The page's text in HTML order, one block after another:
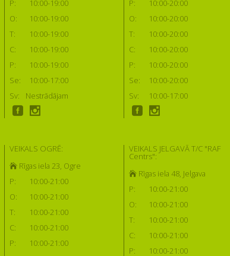
P:
10:00-19:00
O:
10:00-19:00
T:
10:00-19:00
C:
10:00-19:00
P:
10:00-19:00
Se:
10:00-17:00
Sv:
Nestrādājam
P:
10:00-20:00
O:
10:00-20:00
T:
10:00-20:00
C:
10:00-20:00
P:
10:00-20:00
Se:
10:00-20:00
Sv:
10:00-17:00
VEIKALS OGRĒ:
Rīgas iela 23, Ogre
P:
10:00-21:00
O:
10:00-21:00
T:
10:00-21:00
C:
10:00-21:00
P:
10:00-21:00
VEIKALS JELGAVĀ T/C "RAF
Centrs":
Rīgas iela 48, Jelgava
P:
10:00-21:00
O:
10:00-21:00
T:
10:00-21:00
C:
10:00-21:00
P:
10:00-21:00